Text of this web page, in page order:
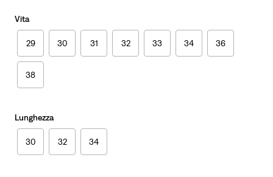
Vita
29 30 31 32 33 34 36
38
Lunghezza
30 32 34